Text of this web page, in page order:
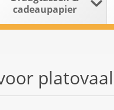
cadeaupapier